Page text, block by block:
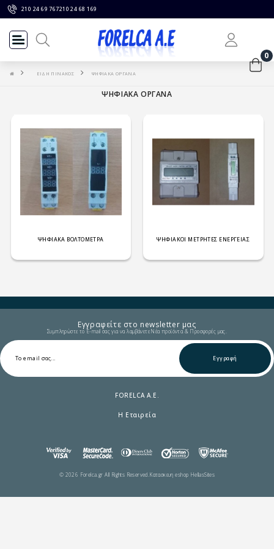
210 24 69 767210 24 68 169
0
ΕΙΔΗ ΠΙΝΑΚΟΣ ΨΗΦΙΑΚΑ ΟΡΓΑΝΑ
ΨΗΦΙΑΚΑ ΒΟΛΤΟΜΕΤΡΑ ΨΗΦΙΑΚΟΙ ΜΕΤΡΗΤΕΣ ΕΝΕΡΓΕΙΑΣ
ΨΗΦΙΑΚΑ ΟΡΓΑΝΑ
Εγγραφείτε στο newsletter μας
Συμπληρώστε το E-mail σας για να λαμβάνετε Νέα προϊόντα & Προσφορές μας.
Εγγραφή
FORELCA A.E.
Η Εταιρεία
© 2026 Forelca.gr All Rights Reserved. Κατασκευη eshop HellasSites